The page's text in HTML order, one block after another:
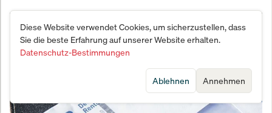
Diese Website verwendet Cookies, um sicherzustellen, dass
Sie die beste Erfahrung auf unserer Website erhalten.
Datenschutz-Bestimmungen
Annehmen
Ablehnen